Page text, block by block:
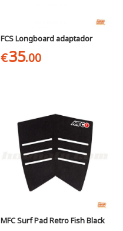
FCS Longboard adaptador
€35.00
MFC Surf Pad Retro Fish Black